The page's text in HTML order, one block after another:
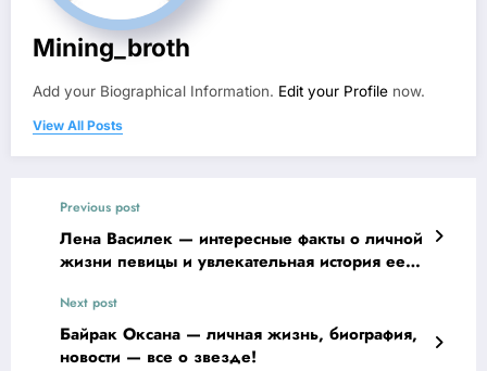
Mining_broth
Add your Biographical Information. Edit your Profile now.
View All Posts
Previous post
Лена Василек — интересные факты о личной
жизни певицы и увлекательная история ее
Next post
Байрак Оксана — личная жизнь, биография,
новости — все о звезде!